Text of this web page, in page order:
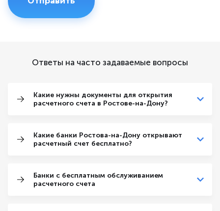
Ответы на часто задаваемые вопросы
Какие нужны документы для открытия
расчетного счета в Ростове-на-Дону?
Какие банки Ростова-на-Дону открывают
расчетный счет бесплатно?
Банки с бесплатным обслуживанием
расчетного счета